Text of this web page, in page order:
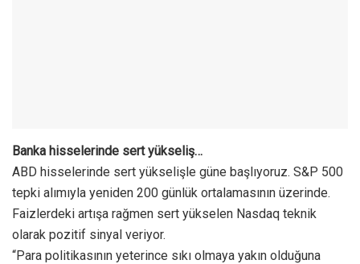
Banka hisselerinde sert yükseliş…
ABD hisselerinde sert yükselişle güne başlıyoruz. S&P 500
tepki alımıyla yeniden 200 günlük ortalamasının üzerinde.
Faizlerdeki artışa rağmen sert yükselen Nasdaq teknik
olarak pozitif sinyal veriyor.
“Para politikasının yeterince sıkı olmaya yakın olduğuna